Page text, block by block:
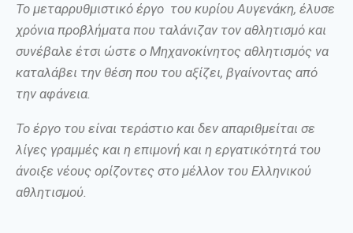
Το μεταρρυθμιστικό έργο του κυρίουΑυγενάκη, έλυσε
χρόνια προβλήματα που ταλάνιζαν τον αθλητισμό και
συνέβαλε έτσι ώστε ο Μηχανοκίνητος αθλητισμός να
καταλάβει την θέση που του αξίζει, βγαίνοντας από
την αφάνεια.
Το έργο του είναι τεράστιο και δεν απαριθμείται σε
λίγες γραμμές και η επιμονή και η εργατικότητά του
άνοιξε νέους ορίζοντες στο μέλλον του Ελληνικού
αθλητισμού.